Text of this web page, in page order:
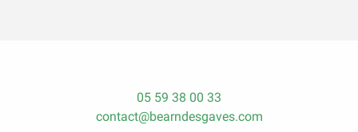
05 59 38 00 33
contact@bearndesgaves.com